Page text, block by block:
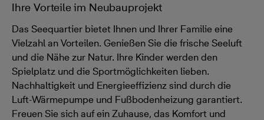
Ihre Vorteile im Neubauprojekt
Das Seequartier bietet Ihnen und Ihrer Familie eine
Vielzahl an Vorteilen. Genießen Sie die frische Seeluft
und die Nähe zur Natur. Ihre Kinder werden den
Spielplatz und die Sportmöglichkeiten lieben.
Nachhaltigkeit und Energieeffizienz sind durch die
Luft-Wärmepumpe und Fußbodenheizung garantiert.
Freuen Sie sich auf ein Zuhause, das Komfort und